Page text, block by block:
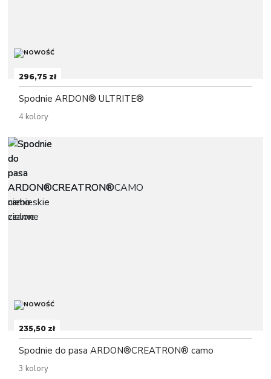
296,75 zł
Spodnie ARDON® ULTRITE®
4 kolory
235,50 zł
Spodnie do pasa ARDON®CREATRON® camo
3 kolory